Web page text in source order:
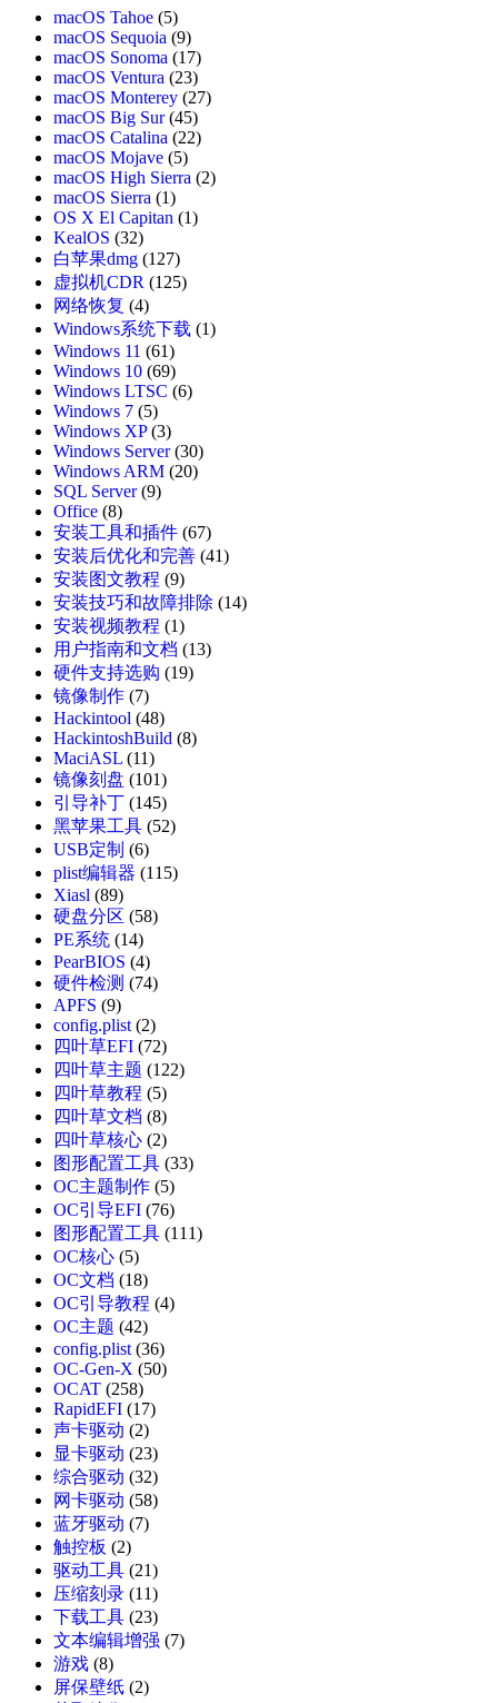
macOS Tahoe (5)
macOS Sequoia (9)
macOS Sonoma (17)
macOS Ventura (23)
macOS Monterey (27)
macOS Big Sur(45)
macOS Catalina (22)
macOS Mojave (5)
macOS High Sierra (2)
macOS Sierra (1)
OS X El Capitan (1)
KealOS (32)
白苹果dmg (127)
虚拟机CDR (125)
网络恢复 (4)
Windows系统下载 (1)
Windows 11 (61)
Windows 10 (69)
Windows LTSC (6)
Windows 7 (5)
Windows XP(3)
Windows Server(30)
Windows ARM (20)
SQL Server(9)
Office (8)
安装工具和插件 (67)
安装后优化和完善 (41)
安装图文教程 (9)
安装技巧和故障排除 (14)
安装视频教程 (1)
用户指南和文档 (13)
硬件支持选购 (19)
镜像制作 (7)
Hackintool (48)
HackintoshBuild (8)
MaciASL (11)
镜像刻盘 (101)
引导补丁 (145)
黑苹果工具 (52)
USB定制 (6)
plist编辑器 (115)
Xiasl (89)
硬盘分区 (58)
PE系统 (14)
PearBIOS (4)
硬件检测 (74)
APFS (9)
config.plist(2)
四叶草EFI (72)
四叶草主题 (122)
四叶草教程 (5)
四叶草文档 (8)
四叶草核心 (2)
图形配置工具 (33)
OC主题制作 (5)
OC引导EFI (76)
图形配置工具 (111)
OC核心 (5)
OC文档 (18)
OC引导教程 (4)
OC主题 (42)
config.plist(36)
OC-Gen-X (50)
OCAT (258)
RapidEFI (17)
声卡驱动 (2)
显卡驱动 (23)
综合驱动 (32)
网卡驱动 (58)
蓝牙驱动 (7)
触控板 (2)
驱动工具 (21)
压缩刻录 (11)
下载工具 (23)
文本编辑增强 (7)
游戏 (8)
屏保壁纸 (2)